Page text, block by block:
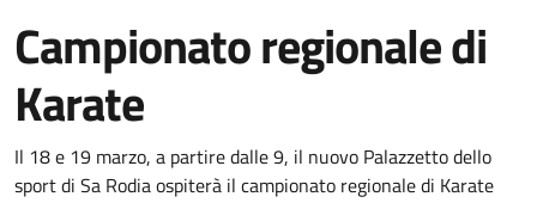
Campionato regionale di
Karate
Dettaglio dell'evento
Il 18 e 19 marzo, a partire dalle 9, il nuovo Palazzetto dello
sport di Sa Rodia ospiterà il campionato regionale di Karate